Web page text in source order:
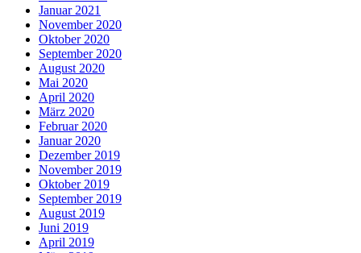
Januar 2021
November 2020
Oktober 2020
September 2020
August 2020
Mai 2020
April 2020
März 2020
Februar 2020
Januar 2020
Dezember 2019
November 2019
Oktober 2019
September 2019
August 2019
Juni 2019
April 2019